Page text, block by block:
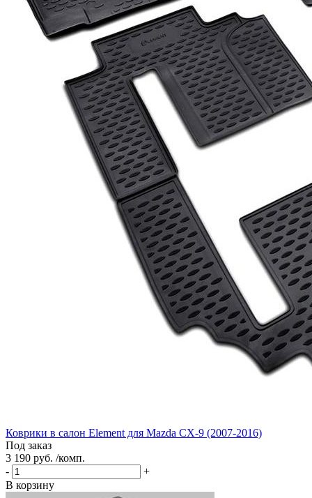
Коврики в салон Element для Mazda CX-9 (2007-2016)
Под заказ
3 190 руб. /комп.
-
+
В корзину